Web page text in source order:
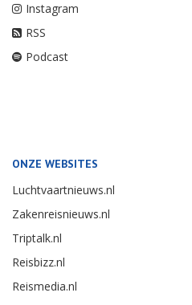
Instagram
RSS
Podcast
ONZE WEBSITES
Luchtvaartnieuws.nl
Zakenreisnieuws.nl
Triptalk.nl
Reisbizz.nl
Reismedia.nl